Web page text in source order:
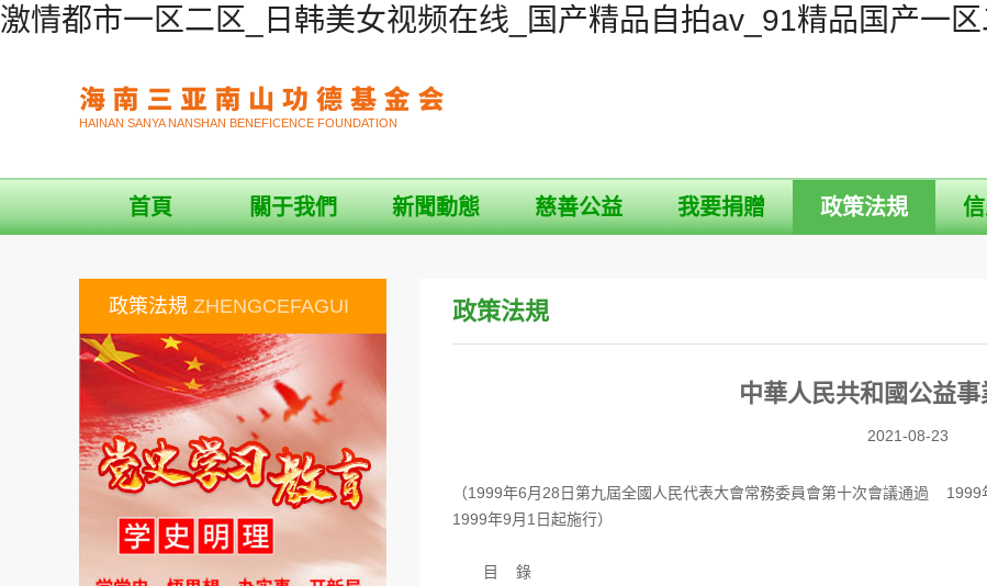
激情都市一区二区_日韩美女视频在线_国产精品自拍av_91精品国产一
HAINAN SANYA NANSHAN BENEFICENCE FOUNDATION
首頁 關于我們 新聞動態 慈善公益 我要捐贈 政策法規
政策法規 ZHENGCEFAGUI 政策法規
中華人民共和國公益
2021-08-23
（1999年6月28日第九屆全國人民代表大會常務委員會第十次會議通過
1999年9月1日起施行）
目 錄